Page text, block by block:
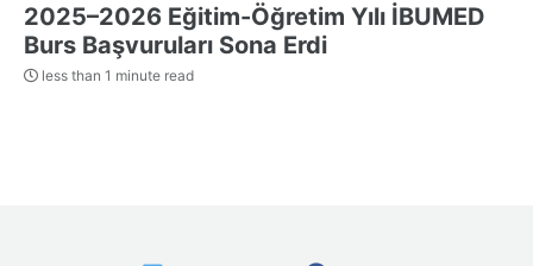
2025–2026 Eğitim-Öğretim Yılı İBUMED
Burs Başvuruları Sona Erdi
less than 1 minute read